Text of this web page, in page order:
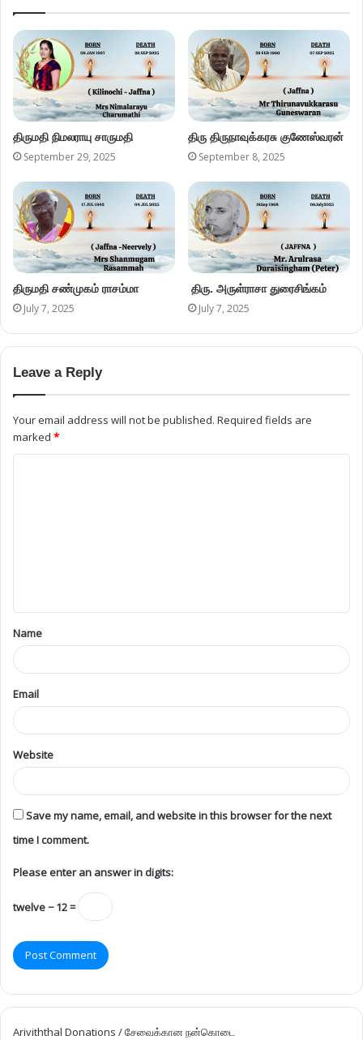
திருமதி நிமலராயு சாருமதி
September 29, 2025
திரு திருநாவுக்கரசு குணேஸ்வரன்
September 8, 2025
திருமதி சண்முகம் ராசம்மா
July 7, 2025
திரு. அருள்ராசா துரைசிங்கம்
July 7, 2025
Leave a Reply
Your email address will not be published. Required fields are
marked *
Name
Email
Website
Save my name, email, and website in this browser for the next
time I comment.
Please enter an answer in digits:
twelve − 12 =
Ariviththal Donations / சேவைக்கான நன்கொடை